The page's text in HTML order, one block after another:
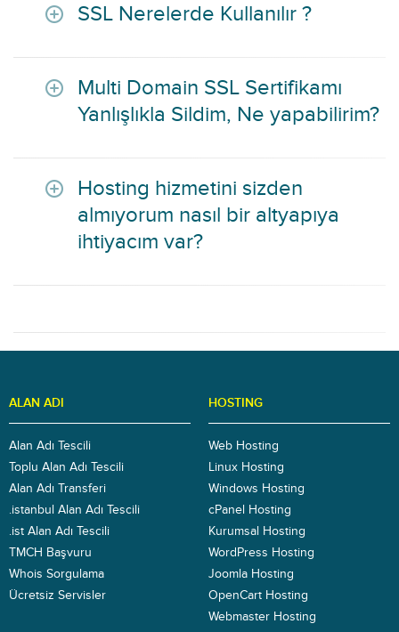
SSL Nerelerde Kullanılır ?
Multi Domain SSL Sertifikamı
Yanlışlıkla Sildim, Ne yapabilirim?
Hosting hizmetini sizden
almıyorum nasıl bir altyapıya
ihtiyacım var?
ALAN ADI
Alan Adı Tescili
Toplu Alan Adı Tescili
Alan Adı Transferi
.istanbul Alan Adı Tescili
.ist Alan Adı Tescili
TMCH Başvuru
Whois Sorgulama
Ücretsiz Servisler
HOSTING
Web Hosting
Linux Hosting
Windows Hosting
cPanel Hosting
Kurumsal Hosting
WordPress Hosting
Joomla Hosting
OpenCart Hosting
Webmaster Hosting